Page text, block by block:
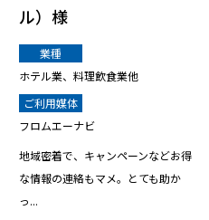
ル）様
業種
ホテル業、料理飲食業他
ご利用媒体
フロムエーナビ
地域密着で、キャンペーンなどお得
な情報の連絡もマメ。とても助か
っ...